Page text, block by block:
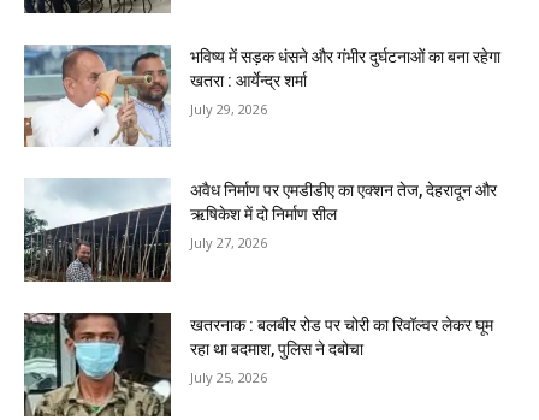
भविष्य में सड़क धंसने और गंभीर दुर्घटनाओं का बना रहेगा
खतरा : आर्येन्द्र शर्मा
July 29, 2026
अवैध निर्माण पर एमडीडीए का एक्शन तेज, देहरादून और
ऋषिकेश में दो निर्माण सील
July 27, 2026
खतरनाक : बलबीर रोड पर चोरी का रिवॉल्वर लेकर घूम
रहा था बदमाश, पुलिस ने दबोचा
July 25, 2026